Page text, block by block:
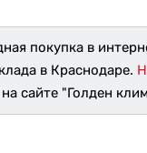
покупка в
в Краснодаре.
сайте "Голден